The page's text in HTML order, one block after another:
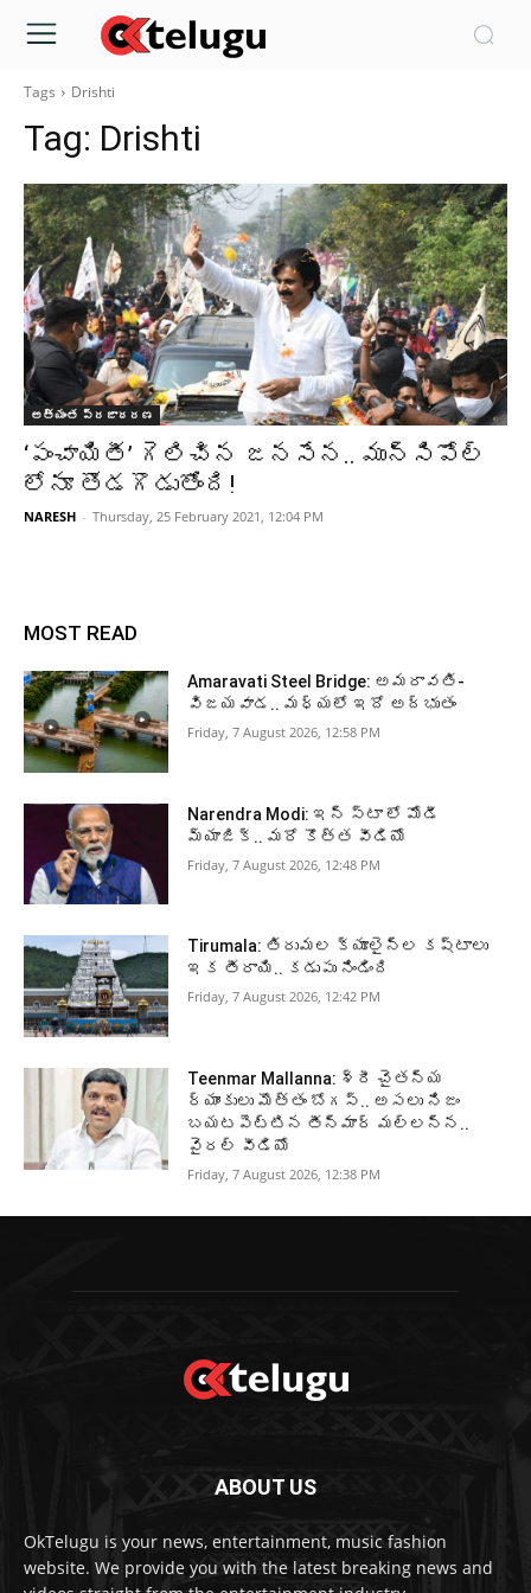
Tags Drishti
Tag: Drishti
అత్యంత ప్రజాదరణ
‘పంచాయితీ’ గెలిచిన జనసేన.. మున్సిపోల్
లోనూ తొడగొడుతోంది!
NARESH - Thursday, 25 February 2021, 12:04 PM
MOST READ
Amaravati Steel Bridge: అమరావతి-
విజయవాడ.. మధ్యలో ఇదో అద్భుతం
Friday, 7 August 2026, 12:58 PM
Narendra Modi: ఇన్ స్టా లో మోడీ
మ్యాజిక్.. మరో కొత్త వీడియో
Friday, 7 August 2026, 12:48 PM
Tirumala: తిరుమల క్యూలైన్ల కష్టాలు
ఇక తీరాయి.. కడుపు నిండింది
Friday, 7 August 2026, 12:42 PM
Teenmar Mallanna: శ్రీ చైతన్య
ర్యాంకులు మొత్తం బోగస్.. అసలు నిజం
బయటపెట్టిన తీన్మార్ మల్లన్న..
వైరల్ వీడియో
Friday, 7 August 2026, 12:38 PM
ABOUT US
OkTelugu is your news, entertainment, music fashion
website. We provide you with the latest breaking news and